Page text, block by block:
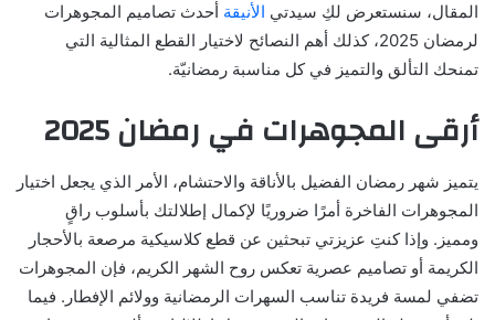
المقال، سنستعرض لكِ سيدتي الأنيقة أحدث تصاميم المجوهرات
لرمضان 2025، كذلك أهم النصائح لاختيار القطع المثالية التي
تمنحك التألق والتميز في كل مناسبة رمضانيّة.
أرقى المجوهرات في رمضان 2025
يتميز شهر رمضان الفضيل بالأناقة والاحتشام، الأمر الذي يجعل اختيار
المجوهرات الفاخرة أمرًا ضروريًا لإكمال إطلالتك بأسلوب راقٍ
ومميز. وإذا كنتِ عزيزتي تبحثين عن قطع كلاسيكية مرصعة بالأحجار
الكريمة أو تصاميم عصرية تعكس روح الشهر الكريم، فإن المجوهرات
تضفي لمسة فريدة تناسب السهرات الرمضانية وولائم الإفطار. فيما